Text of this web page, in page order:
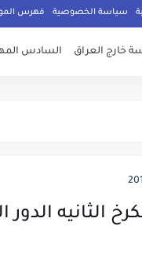
سياسة الخصوصية فهرس
خارج العراق السادس
الدور